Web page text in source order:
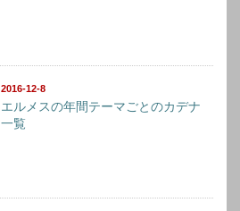
2016-12-8
エルメスの年間テーマごとのカデナ
一覧